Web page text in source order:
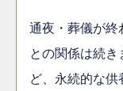
通夜・葬儀が
との関係は続
ど、永続的な